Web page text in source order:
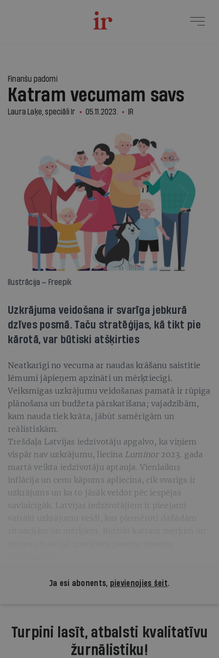
Finanšu padomi
Katram vecumam savs
Laura Laķe, speciāli Ir 05.11.2023. IR
Ilustrācija — Freepik
Uzkrājuma veidošana ir svarīga jebkurā
dzīves posmā. Taču stratēģijas, kā tikt pie
kārotā, var būtiski atšķirties
Neatkarīgi no vecuma ar naudas krāšanu saistītie
lēmumi jāpieņem apzināti un mērķtiecīgi.
Veiksmīgas uzkrājumu veidošanas pamatā ir rūpīga
plānošana un budžeta pārskatīšana; vajadzībām,
kam nauda tiek krāta, jābūt samērīgām un
reālistiskām.
Trešdaļa Latvijas iedzīvotāju apgalvo, ka viņiem
vispār nav uzkrājumu, liecina Luminor2023. gada
martā veikta iedzīvotāju aptauja. Vienlaikus
inflācija un cenu kāpums apliecina, cik svarīgs ir
uzkrājums un ka to jāsāk veidot pēc iespējas
savlaicīgāk. Latvijas iedzīvotājiem ir pieejami
Ja esi abonents, pievienojies šeit.
Turpini lasīt, atbalsti kvalitatīvu
žurnālistiku!